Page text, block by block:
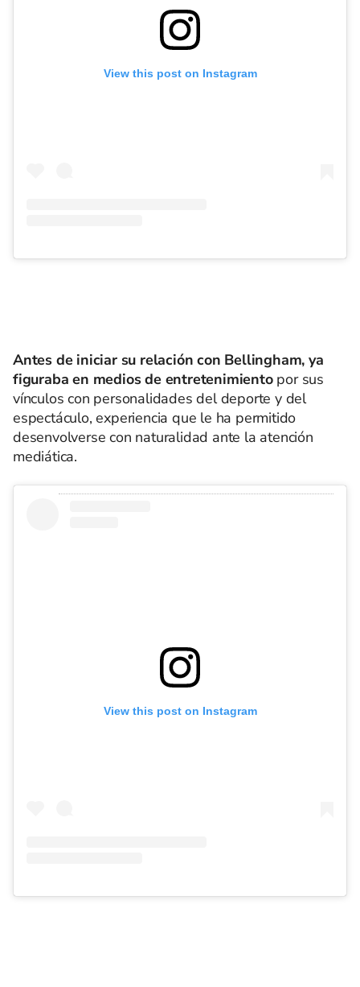
View this post on Instagram
Antes de iniciar su relación con Bellingham, ya
figuraba en medios de entretenimientopor sus
vínculos con personalidades del deporte y del
espectáculo, experiencia que le ha permitido
desenvolverse con naturalidad ante la atención
mediática.
View this post on Instagram